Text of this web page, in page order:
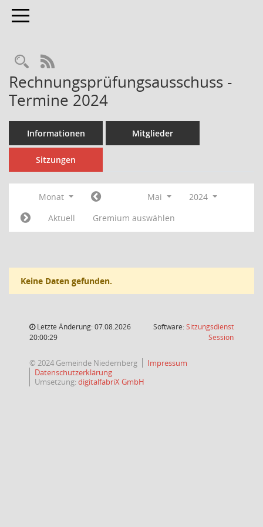
Toggle navigation
Rechercheauswahl
RSS-Feed
Rechnungsprüfungsausschuss -
Termine 2024
Informationen Mitglieder
Sitzungen
Monat Mai
2024
Aktuell
Gremium auswählen
Keine Daten gefunden.
Letzte Änderung: 07.08.2026
20:00:29
Software:Sitzungsdienst
Session(Wird in
© 2024 Gemeinde Niedernberg
Impressum
Datenschutzerklärung
Umsetzung:digitalfabriX GmbH